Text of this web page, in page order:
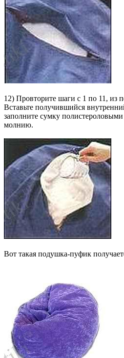
12) Провторите шаги с 1 по 11, из
Вставьте получившийся
заполните сумку
молнию.
Вот такая подушка-пуфик